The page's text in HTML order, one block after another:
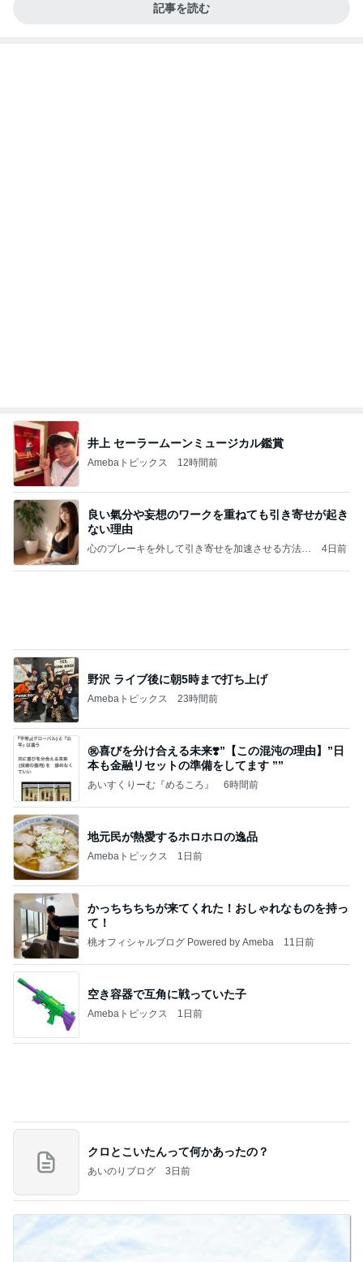
記事を読む
井上 セーラームーンミュージカル鑑賞
Amebaトピックス 12時間前
良い氣分や妄想のワークを重ねても引き寄せが起き
ない理由
心のブレーキを外して引き寄せを加速させる方法：
4日前
野沢 ライブ後に朝5時まで打ち上げ
Amebaトピックス 23時間前
㊗️喜びを分け合える未来❣️”【この混沌の理由】”⽇
本も⾦融リセットの準備をしてます ””
あいすくりーむ『めるころ』 6時間前
地元民が熱愛するホロホロの逸品
Amebaトピックス 1日前
かっちちちちが来てくれた！おしゃれなものを持っ
て！
桃オフィシャルブログ Powered by Ameba 11日前
空き容器で互角に戦っていた子
Amebaトピックス 1日前
クロとこいたんって何かあったの？
あいのりブログ 3日前